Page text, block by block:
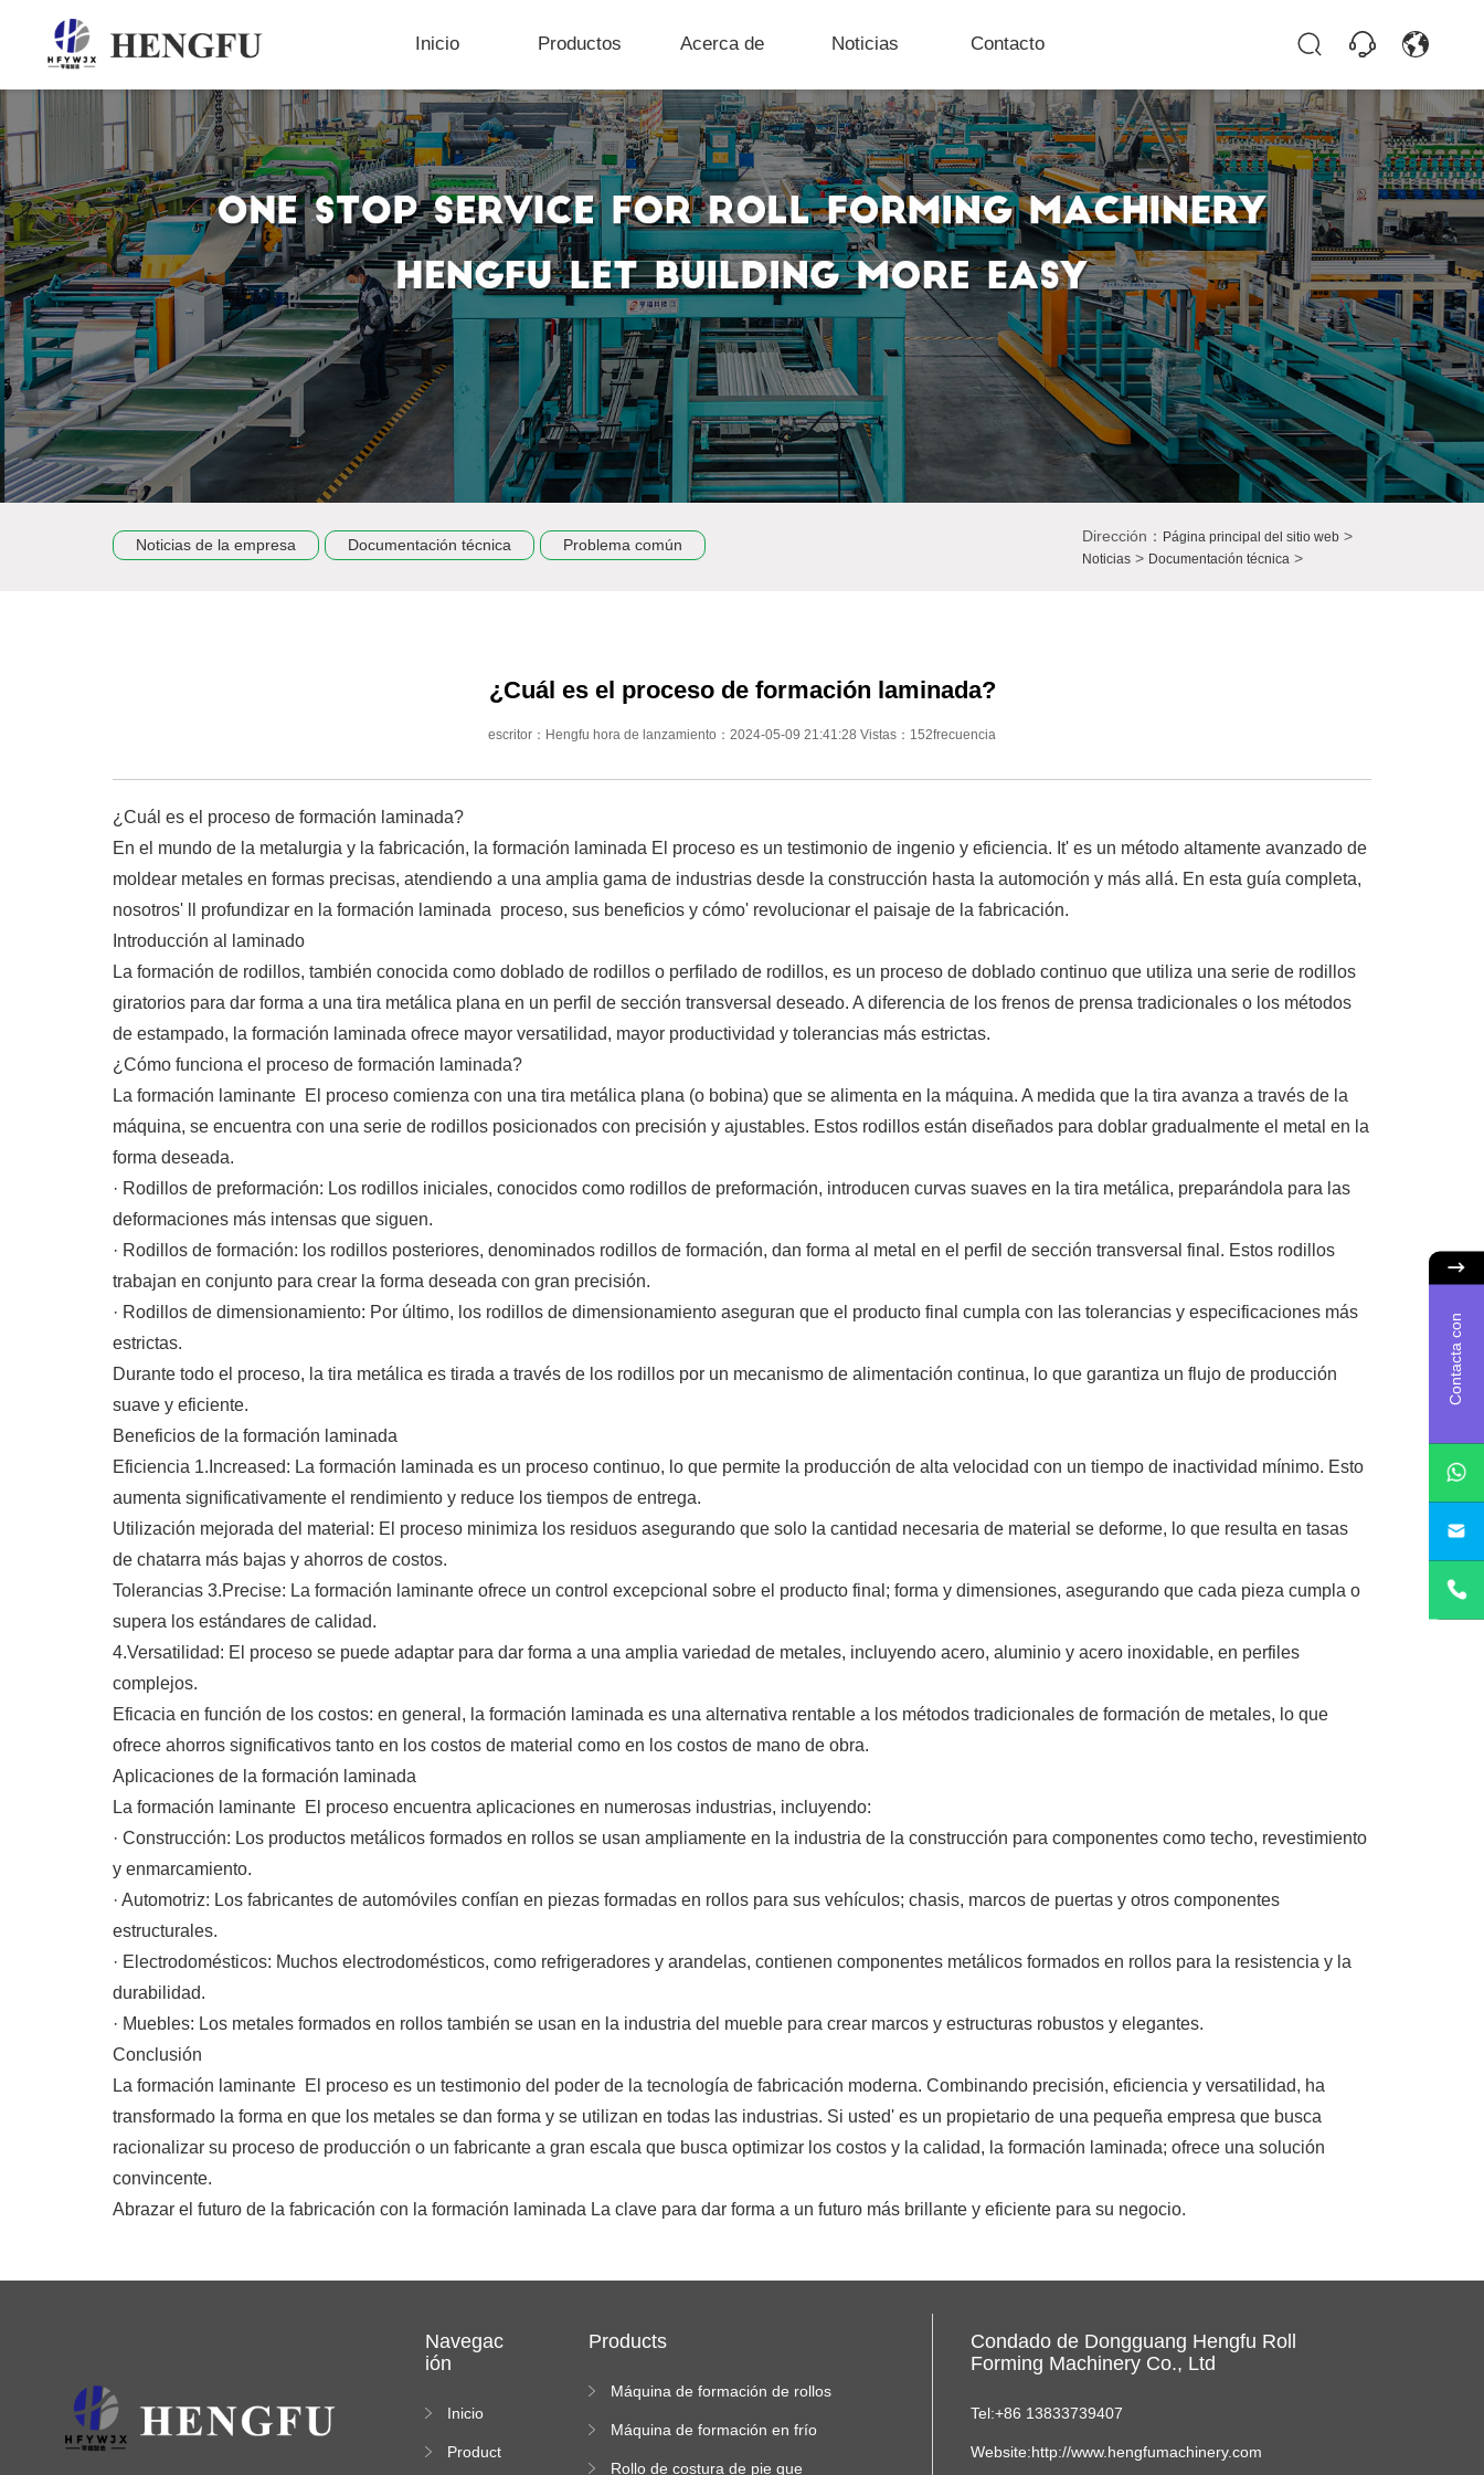
Inicio Productos Acerca de Noticias Contacto
Noticias de la empresa Documentación técnica Problema común Dirección： Página principal del sitio web>
Noticias> Documentación técnica >
¿Cuál es el proceso de formación laminada?
escritor：Hengfu hora de lanzamiento：2024-05-09 21:41:28 Vistas：152frecuencia
¿Cuál es el proceso de formación laminada?
En el mundo de la metalurgia y la fabricación, la formación laminada El proceso es un testimonio de ingenio y eficiencia. It' es un método altamente avanzado de
moldear metales en formas precisas, atendiendo a una amplia gama de industrias desde la construcción hasta la automoción y más allá. En esta guía completa,
nosotros' ll profundizar en la formación laminada proceso, sus beneficios y cómo' revolucionar el paisaje de la fabricación.
Introducción al laminado
La formación de rodillos, también conocida como doblado de rodillos o perfilado de rodillos, es un proceso de doblado continuo que utiliza una serie de rodillos
giratorios para dar forma a una tira metálica plana en un perfil de sección transversal deseado. A diferencia de los frenos de prensa tradicionales o los métodos
de estampado, la formación laminada ofrece mayor versatilidad, mayor productividad y tolerancias más estrictas.
¿Cómo funciona el proceso de formación laminada?
La formación laminante El proceso comienza con una tira metálica plana (o bobina) que se alimenta en la máquina. A medida que la tira avanza a través de la
máquina, se encuentra con una serie de rodillos posicionados con precisión y ajustables. Estos rodillos están diseñados para doblar gradualmente el metal en la
forma deseada.
· Rodillos de preformación: Los rodillos iniciales, conocidos como rodillos de preformación, introducen curvas suaves en la tira metálica, preparándola para las
deformaciones más intensas que siguen.
· Rodillos de formación: los rodillos posteriores, denominados rodillos de formación, dan forma al metal en el perfil de sección transversal final. Estos rodillos
trabajan en conjunto para crear la forma deseada con gran precisión.
· Rodillos de dimensionamiento: Por último, los rodillos de dimensionamiento aseguran que el producto final cumpla con las tolerancias y especificaciones más
estrictas.
Durante todo el proceso, la tira metálica es tirada a través de los rodillos por un mecanismo de alimentación continua, lo que garantiza un flujo de producción
suave y eficiente.
Beneficios de la formación laminada
Eficiencia 1.Increased: La formación laminada es un proceso continuo, lo que permite la producción de alta velocidad con un tiempo de inactividad mínimo. Esto
aumenta significativamente el rendimiento y reduce los tiempos de entrega.
Utilización mejorada del material: El proceso minimiza los residuos asegurando que solo la cantidad necesaria de material se deforme, lo que resulta en tasas
de chatarra más bajas y ahorros de costos.
Tolerancias 3.Precise: La formación laminante ofrece un control excepcional sobre el producto final; forma y dimensiones, asegurando que cada pieza cumpla o
supera los estándares de calidad.
4.Versatilidad: El proceso se puede adaptar para dar forma a una amplia variedad de metales, incluyendo acero, aluminio y acero inoxidable, en perfiles
complejos.
Eficacia en función de los costos: en general, la formación laminada es una alternativa rentable a los métodos tradicionales de formación de metales, lo que
ofrece ahorros significativos tanto en los costos de material como en los costos de mano de obra.
Aplicaciones de la formación laminada
La formación laminante El proceso encuentra aplicaciones en numerosas industrias, incluyendo:
· Construcción: Los productos metálicos formados en rollos se usan ampliamente en la industria de la construcción para componentes como techo, revestimiento
y enmarcamiento.
· Automotriz: Los fabricantes de automóviles confían en piezas formadas en rollos para sus vehículos; chasis, marcos de puertas y otros componentes
estructurales.
· Electrodomésticos: Muchos electrodomésticos, como refrigeradores y arandelas, contienen componentes metálicos formados en rollos para la resistencia y la
durabilidad.
· Muebles: Los metales formados en rollos también se usan en la industria del mueble para crear marcos y estructuras robustos y elegantes.
Conclusión
La formación laminante El proceso es un testimonio del poder de la tecnología de fabricación moderna. Combinando precisión, eficiencia y versatilidad, ha
transformado la forma en que los metales se dan forma y se utilizan en todas las industrias. Si usted' es un propietario de una pequeña empresa que busca
racionalizar su proceso de producción o un fabricante a gran escala que busca optimizar los costos y la calidad, la formación laminada; ofrece una solución
convincente.
Abrazar el futuro de la fabricación con la formación laminada La clave para dar forma a un futuro más brillante y eficiente para su negocio.
Navegac
ión
Inicio
Product
Products
Máquina de formación de rollos
Máquina de formación en frío
Rollo de costura de pie que
Condado de Dongguang Hengfu Roll
Forming Machinery Co., Ltd
Tel:+86 13833739407
Website:http://www.hengfumachinery.com
C
o
n
t
a
c
t
a
c
o
n
n
o
s
o
t
r
o